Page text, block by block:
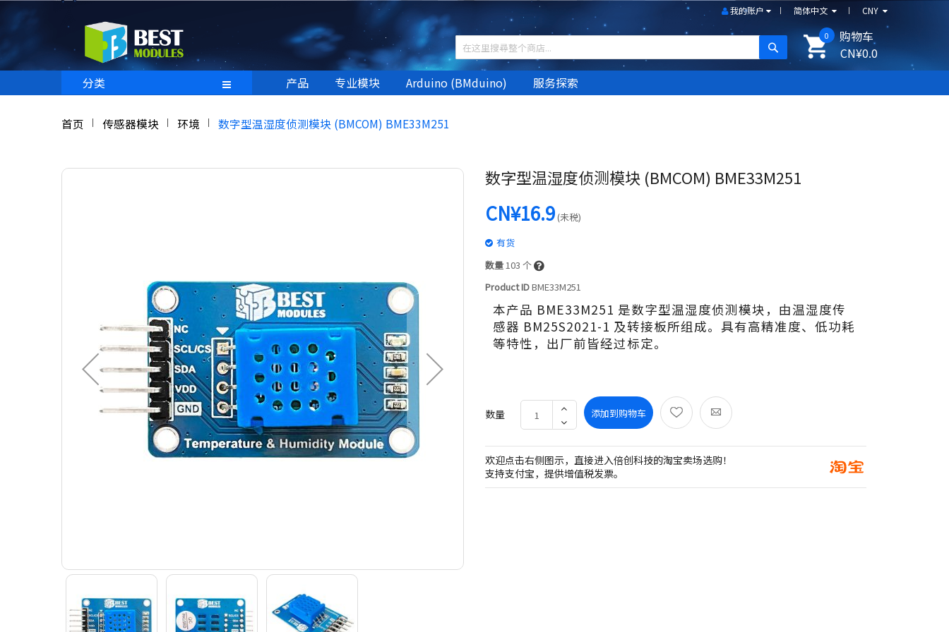
CNY
简体中文
我的账户
购物车
0
CN¥0.0
分类
产品 专业模块 Arduino (BMduino) 服务探索
首页 传感器模块 环境 数字型温湿度侦测模块 (BMCOM) BME33M251
数字型温湿度侦测模块 (BMCOM) BME33M251
CN¥16.9(未税)
有货
数量103 个
Product IDBME33M251
本产品 BME33M251 是数字型温湿度侦测模块，由温湿度传
感器 BM25S2021-1 及转接板所组成。具有高精准度、低功耗
等特性，出厂前皆经过标定。
数量 添加到购物车
欢迎点击右侧图示，直接进入倍创科技的淘宝卖场选购！
支持支付宝，提供增值税发票。